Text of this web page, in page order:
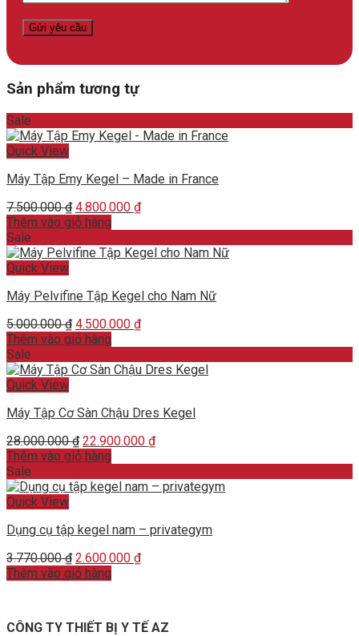
Sản phẩm tương tự
Sale
Quick View
Máy Tập Emy Kegel – Made in France
7.500.000₫ Original
price
7.500.000 ₫.
4.800.000 ₫Current
4.800.000 ₫.
Thêm vào giỏ hàng
Sale
Quick View
Máy Pelvifine Tập Kegel cho Nam Nữ
5.000.000₫ Original
price
5.000.000 ₫.
4.500.000 ₫Current
4.500.000 ₫.
Thêm vào giỏ hàng
Sale
Quick View
Máy Tập Cơ Sàn Chậu Dres Kegel
28.000.000₫ Original
price
28.000.000 ₫.
22.900.000 ₫Current
22.900.000 ₫.
Thêm vào giỏ hàng
Sale
Quick View
Dụng cụ tập kegel nam – privategym
3.770.000₫ Original
price
2.600.000 ₫Current
Thêm vào giỏ hàng
CÔNG TY THIẾT BỊ Y TẾ AZ